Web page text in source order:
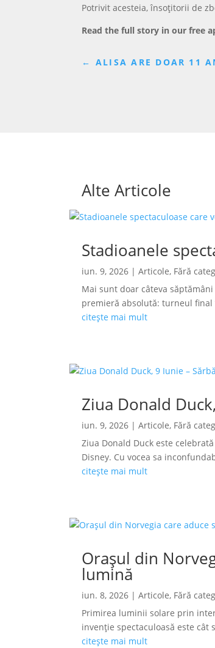
Potrivit acesteia, însoțitorii de
Read the full story in our free
← ALISA ARE DOAR 11
Alte Articole
Stadioanele
iun. 9, 2026 |Articole, Fără
Mai sunt doar câteva
premieră absolută: turneul
citește mai mult
Ziua Donald
iun. 9, 2026 |Articole, Fără
Ziua Donald Duck este
Disney. Cu vocea sa
citește mai mult
Orașul din
lumină
iun. 8, 2026 |Articole, Fără
Primirea luminii solare prin
invenție spectaculoasă este
citește mai mult